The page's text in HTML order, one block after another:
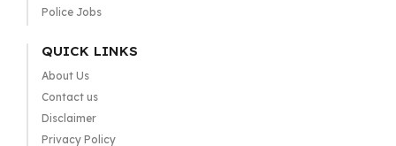
Police Jobs
QUICK LINKS
About Us
Contact us
Disclaimer
Privacy Policy